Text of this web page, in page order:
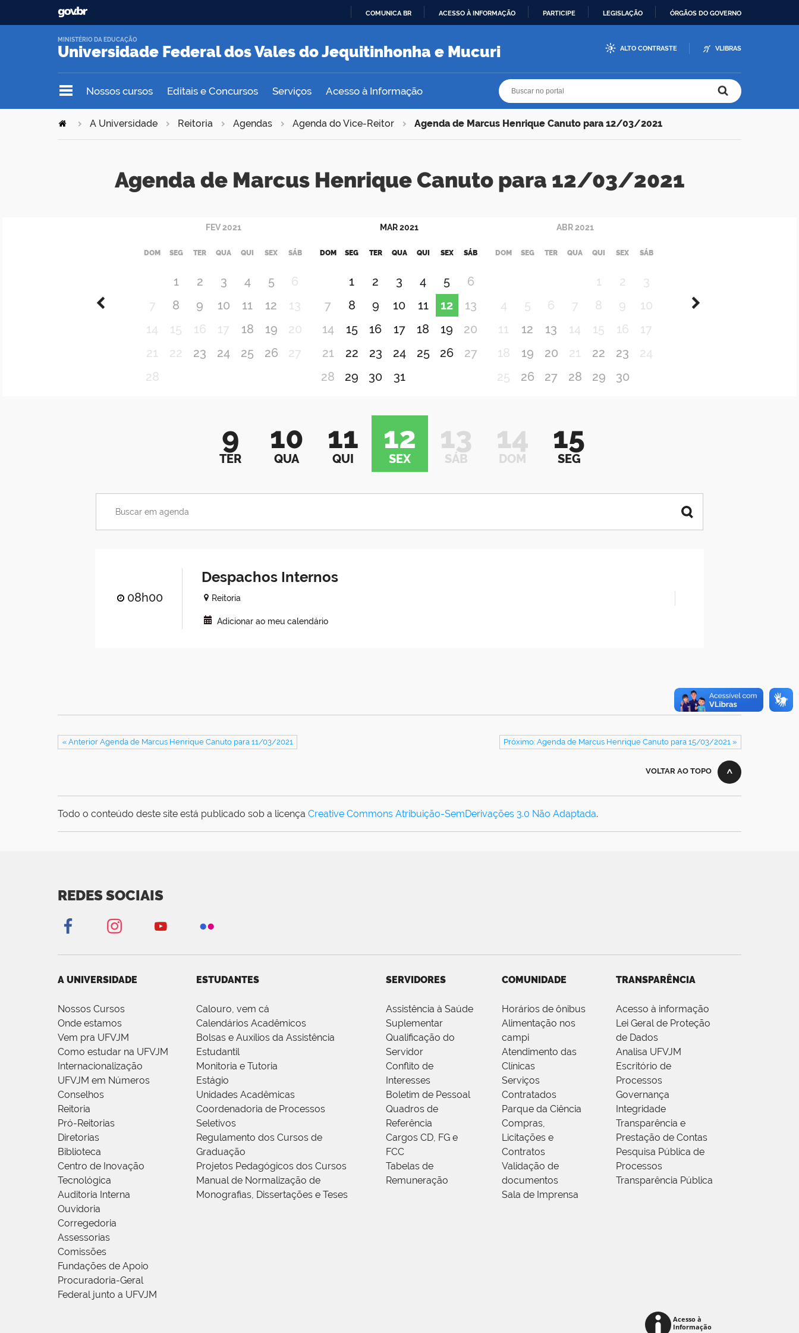
O
COMUNICA BR ACESSO À INFORMAÇÃO PARTICIPE LEGISLAÇÃO ÓRGÃOS DO GOVERNO
Universidade Federal dos Vales do Jequitinhonha e Mucuri
MINISTÉRIO DA EDUCAÇÃO
ALTO CONTRASTE VLIBRAS
Nossos cursos Editais e Concursos Serviços Acesso à Informação
A Universidade Reitoria Agendas Agenda do Vice-Reitor Agenda de Marcus Henrique Canuto para 12/03/2021
Agenda de Marcus Henrique Canuto para 12/03/2021
FEV2021
DOM SEG TER QUA QUI SEX SÁB
1 2 3 4 5
6
7
8 9 10 11 12
13
14
15 16 17 18 19
20
21
22 23 24 25 26
27
28
MAR2021
DOM SEG TER QUA QUI SEX SÁB
1 2 3 4 5
6
7
8 9 10 11 12
13
14
15 16 17 18 19
20
21
22 23 24 25 26
27
28
29 30 31
ABR 2021
DOM SEG TER QUA QUI SEX SÁB
1 2
3
4
5 6 7 8 9
10
11
12 13 14 15 16
17
18
19 20 21 22 23
24
25
26 27 28 29 30
9
TER
10
QUA
11
QUI
12
SEX
13
SÁB
14
DOM
15
SEG
08h00
Despachos Internos
Reitoria
Adicionar ao meu calendário
« Anterior Agenda de Marcus Henrique Canuto para 11/03/2021 Próximo: Agenda de Marcus Henrique Canuto para 15/03/2021 »
VOLTAR AO TOPO
Todo o conteúdo deste site está publicado sob a licença Creative Commons Atribuição-SemDerivações 3.0 Não Adaptada.
REDES SOCIAIS
A UNIVERSIDADE
Nossos Cursos
Onde estamos
Vem pra UFVJM
Como estudar na UFVJM
Internacionalização
UFVJM em Números
Conselhos
Reitoria
Pró-Reitorias
Diretorias
Biblioteca
Centro de Inovação
Tecnológica
Auditoria Interna
Ouvidoria
Corregedoria
Assessorias
Comissões
Fundações de Apoio
Procuradoria-Geral
Federal junto a UFVJM
ESTUDANTES
Calouro, vem cá
Calendários Acadêmicos
Bolsas e Auxílios da Assistência
Estudantil
Monitoria e Tutoria
Estágio
Unidades Acadêmicas
Coordenadoria de Processos
Seletivos
Regulamento dos Cursos de
Graduação
Projetos Pedagógicos dos Cursos
Manual de Normalização de
Monografias, Dissertações e Teses
SERVIDORES
Assistência à Saúde
Suplementar
Qualificação do
Servidor
Conflito de
Interesses
Boletim de Pessoal
Quadros de
Referência
Cargos CD, FG e
FCC
Tabelas de
Remuneração
COMUNIDADE
Horários de ônibus
Alimentação nos
campi
Atendimento das
Clínicas
Serviços
Contratados
Parque da Ciência
Compras,
Licitações e
Contratos
Validação de
documentos
Sala de Imprensa
TRANSPARÊNCIA
Acesso à informação
Lei Geral de Proteção
de Dados
Analisa UFVJM
Escritório de
Processos
Governança
Integridade
Transparência e
Prestação de Contas
Pesquisa Pública de
Processos
Transparência Pública